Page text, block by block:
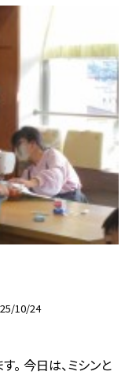
10/24
。 今日は、ミシンと